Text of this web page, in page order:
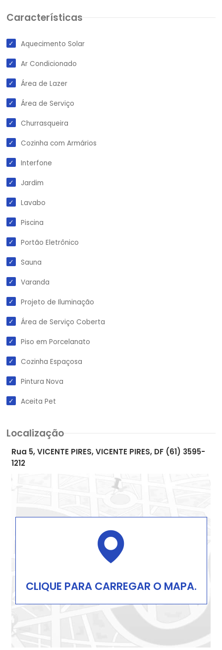
Características
Aquecimento Solar
Ar Condicionado
Área de Lazer
Área de Serviço
Churrasqueira
Cozinha com Armários
Interfone
Jardim
Lavabo
Piscina
Portão Eletrônico
Sauna
Varanda
Projeto de Iluminação
Área de Serviço Coberta
Piso em Porcelanato
Cozinha Espaçosa
Pintura Nova
Aceita Pet
Localização
Rua 5, VICENTE PIRES, VICENTE PIRES, DF (61) 3595-
1212
CLIQUE PARA CARREGAR O MAPA.